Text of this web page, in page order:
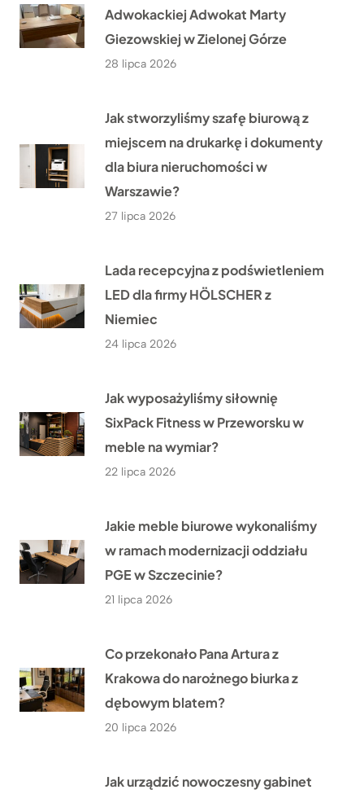
Adwokackiej Adwokat Marty
Giezowskiej w Zielonej Górze
28 lipca 2026
Jak stworzyliśmy szafę biurową z
miejscem na drukarkę i dokumenty
dla biura nieruchomości w
Warszawie?
27 lipca 2026
Lada recepcyjna z podświetleniem
LED dla firmy HÖLSCHER z
Niemiec
24 lipca 2026
Jak wyposażyliśmy siłownię
SixPack Fitness w Przeworsku w
meble na wymiar?
22 lipca 2026
Jakie meble biurowe wykonaliśmy
w ramach modernizacji oddziału
PGE w Szczecinie?
21 lipca 2026
Co przekonało Pana Artura z
Krakowa do narożnego biurka z
dębowym blatem?
20 lipca 2026
Jak urządzić nowoczesny gabinet